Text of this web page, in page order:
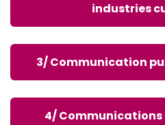
industries
3/ Communication
4/